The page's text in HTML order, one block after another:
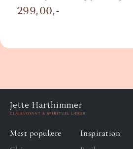
299,00
Jette Harthimmer
CLAIRVOYANT & SPIRITUEL LÆRER
Mest populære Inspiration